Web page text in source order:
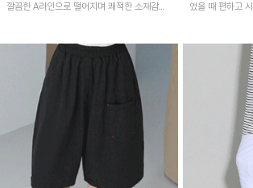
깔끔한 A라인으로 떨어지며 쾌적한 소재감으
었을 때 편하고